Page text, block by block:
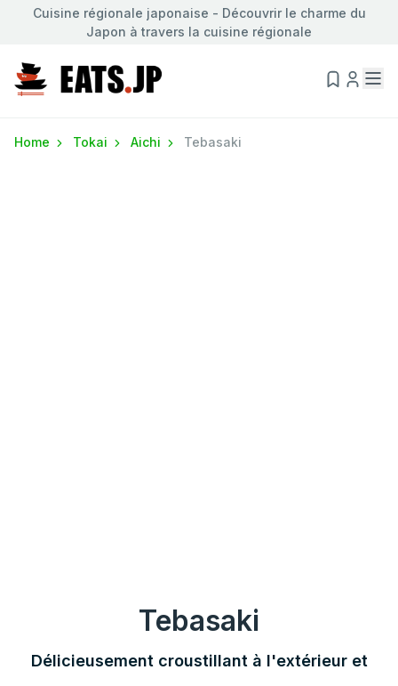
Cuisine régionale japonaise - Découvrir le charme du
Japon à travers la cuisine régionale
Home Tokai Aichi Tebasaki
Tebasaki
Délicieusement croustillant à l'extérieur et